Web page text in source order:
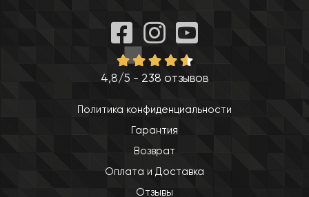
4,8/5 - 238 отзывов
Политика конфиденциальности
Гарантия
Возврат
Оплата и Доставка
Отзывы